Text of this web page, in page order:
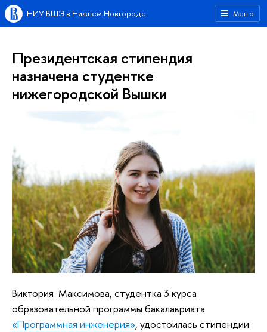
Меню
НИУ ВШЭ в Нижнем Новгороде
Президентская стипендия
назначена студентке
нижегородской Вышки
Виктория Максимова, студентка 3 курса
образовательной программы бакалавриата
«Программная инженерия», удостоилась стипендии